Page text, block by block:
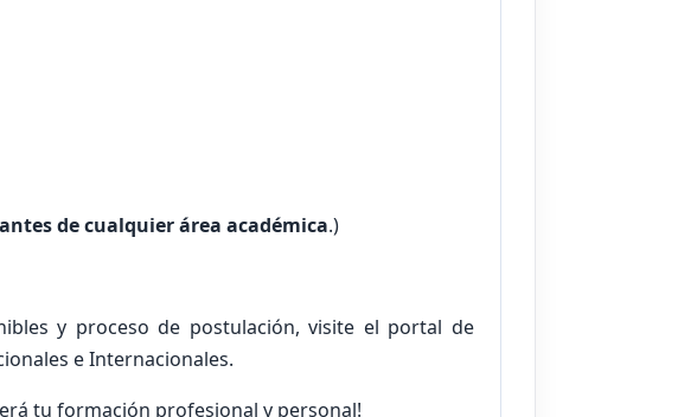
de cualquier área académica.)
y proceso de postulación, visite el portal de
e Internacionales.
tu formación profesional y personal!